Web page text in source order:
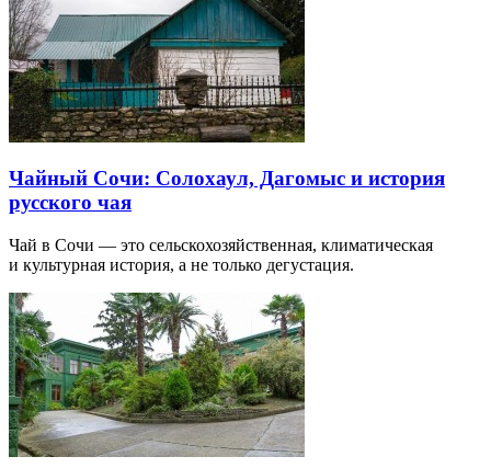
Чайный Сочи: Солохаул, Дагомыс и история
русского чая
Чай в Сочи — это сельскохозяйственная, климатическая
и культурная история, а не только дегустация.